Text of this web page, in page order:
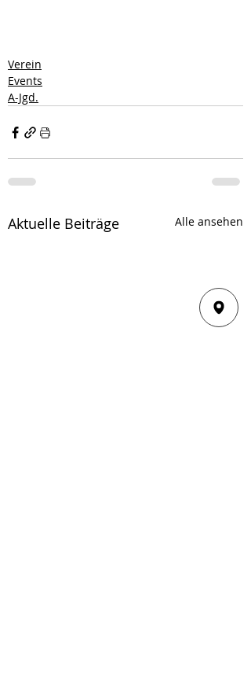
Verein
Events
A-Jgd.
Aktuelle Beiträge Alle ansehen